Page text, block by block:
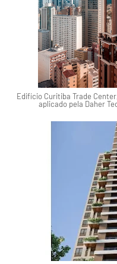
Edifício Curitiba Trade
aplicado pela Daher